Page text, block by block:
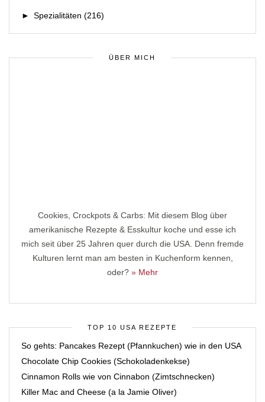
► Spezialitäten (216)
ÜBER MICH
Cookies, Crockpots & Carbs: Mit diesem Blog über
amerikanische Rezepte & Esskultur koche und esse ich
mich seit über 25 Jahren quer durch die USA. Denn fremde
Kulturen lernt man am besten in Kuchenform kennen,
oder? » Mehr
TOP 10 USA REZEPTE
So gehts: Pancakes Rezept (Pfannkuchen) wie in den USA
Chocolate Chip Cookies (Schokoladenkekse)
Cinnamon Rolls wie von Cinnabon (Zimtschnecken)
Killer Mac and Cheese (a la Jamie Oliver)